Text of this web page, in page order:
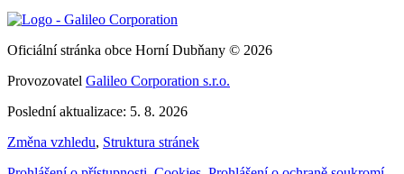
Oficiální stránka obce Horní Dubňany © 2026
Provozovatel Galileo Corporation s.r.o.
Poslední aktualizace: 5. 8. 2026
Změna vzhledu, Struktura stránek